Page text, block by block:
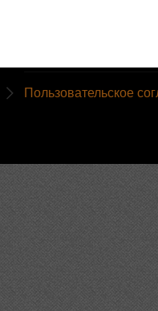
Пользовательское